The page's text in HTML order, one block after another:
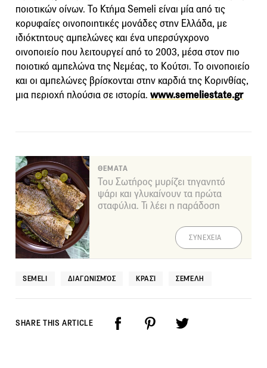
ποιοτικών οίνων. Το Κτήμα Semeli είναι μία από τις
κορυφαίες οινοποιητικές μονάδες στην Ελλάδα, με
ιδιόκτητους αμπελώνες και ένα υπερσύγχρονο
οινοποιείο που λειτουργεί από το 2003, μέσα στον πιο
ποιοτικό αμπελώνα της Νεμέας, το Κούτσι. Το οινοποιείο
και οι αμπελώνες βρίσκονται στην καρδιά της Κορινθίας,
μια περιοχή πλούσια σε ιστορία. www.semeliestate.gr
ΘΕΜΑΤΑ
Του Σωτήρος μυρίζει τηγανητό
ψάρι και γλυκαίνουν τα πρώτα
σταφύλια. Τι λέει η παράδοση
ΣΥΝΕΧΕΙΑ
SEMELI ΔΙΑΓΩΝΙΣΜΌΣ ΚΡΑΣΊ ΣΕΜΈΛΗ
SHARE THIS ARTICLE